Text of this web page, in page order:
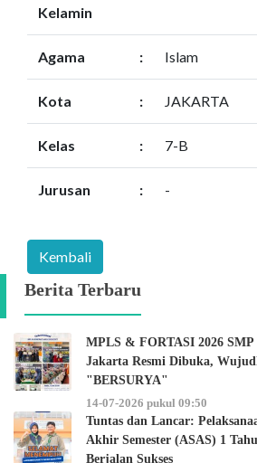
Kelamin
Agama : Islam
Kota : JAKARTA
Kelas : 7-B
Jurusan : -
Berita Terbaru
MPLS & FORTASI 2026
Jakarta Resmi Dibuka,
"BERSURYA"
14-07-2026 pukul 09:50
Tuntas dan Lancar:
Akhir Semester (ASAS) 1
Berjalan Sukses